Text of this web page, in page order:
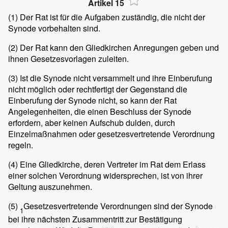
Artikel 15
(1) Der Rat ist für die Aufgaben zuständig, die nicht der
Synode vorbehalten sind.
(2) Der Rat kann den Gliedkirchen Anregungen geben und
ihnen Gesetzesvorlagen zuleiten.
(3) Ist die Synode nicht versammelt und ihre Einberufung
nicht möglich oder rechtfertigt der Gegenstand die
Einberufung der Synode nicht, so kann der Rat
Angelegenheiten, die einen Beschluss der Synode
erfordern, aber keinen Aufschub dulden, durch
Einzelmaßnahmen oder gesetzesvertretende Verordnung
regeln.
(4) Eine Gliedkirche, deren Vertreter im Rat dem Erlass
einer solchen Verordnung widersprechen, ist von ihrer
Geltung auszunehmen.
(5) 1Gesetzesvertretende Verordnungen sind der Synode
bei ihre nächsten Zusammentritt zur Bestätigung